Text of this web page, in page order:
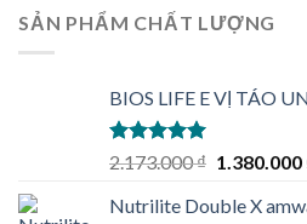
SẢN PHẨM CHẤT LƯỢNG
BIOS LIFE E VỊ TÁO
Rated5.00
2.173.000₫ Original
was:
1.380.000
Nutrilite Double X